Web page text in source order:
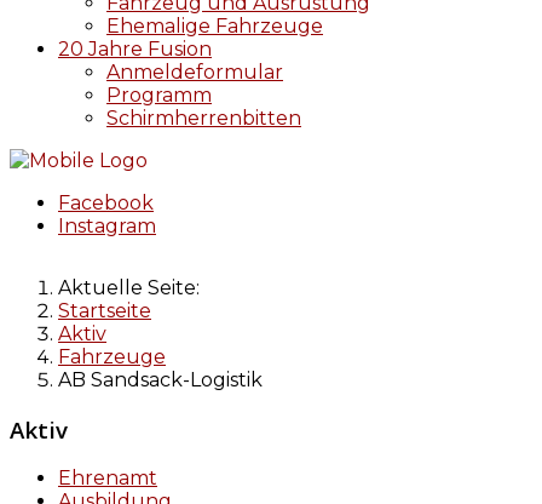
Ehemalige Fahrzeuge
20 Jahre Fusion
Anmeldeformular
Programm
Schirmherrenbitten
Facebook
Instagram
Aktuelle Seite:
Startseite
Aktiv
Fahrzeuge
AB Sandsack-Logistik
Aktiv
Ehrenamt